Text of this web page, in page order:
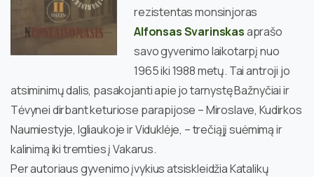
rezistentas monsinjoras
Alfonsas Svarinskasaprašo
savo gyvenimo laikotarpį nuo
1965 iki 1988 metų. Tai antroji jo
atsiminimų dalis, pasakojanti apie jo tarnystę Bažnyčiai ir
Tėvynei dirbant keturiose parapijose – Miroslave, Kudirkos
Naumiestyje, Igliaukoje ir Viduklėje, – trečiąjį suėmimą ir
kalinimą iki tremties į Vakarus.
Per autoriaus gyvenimo įvykius atsiskleidžia Katalikų